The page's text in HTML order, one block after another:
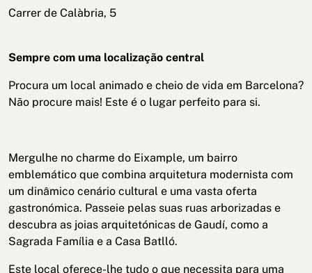
Carrer de Calàbria, 5
Sempre com uma localização central
Procura um local animado e cheio de vida em Barcelona?
Não procure mais! Este é o lugar perfeito para si.
Mergulhe no charme do Eixample, um bairro
emblemático que combina arquitetura modernista com
um dinâmico cenário cultural e uma vasta oferta
gastronómica. Passeie pelas suas ruas arborizadas e
descubra as joias arquitetónicas de Gaudí, como a
Sagrada Família e a Casa Batlló.
Este local oferece-lhe tudo o que necessita para uma